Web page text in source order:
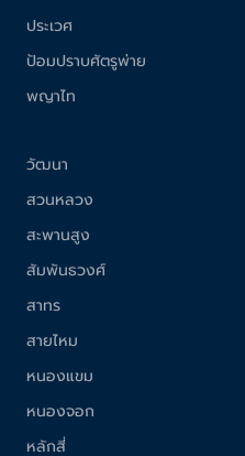
ประเวศ
ป้อมปราบศัตรูพ่าย
พญาไท
วัฒนา
สวนหลวง
สะพานสูง
สัมพันธวงศ์
สาทร
สายไหม
หนองแขม
หนองจอก
หลักสี่